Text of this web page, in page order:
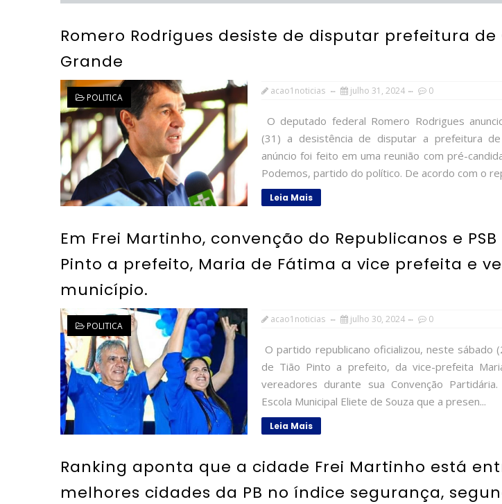
Romero Rodrigues desiste de disputar prefeitura
Grande
POLITICA
acao1noticias julho 31, 2024 0
O deputado federal Romero Rodrigues
(31) a desistência de disputar a prefeitura de
anúncio foi feito em uma reunião com pré-
Podemos, partido do político. De acordo com o
Leia Mais
Em Frei Martinho, convenção do Republicanos e
Pinto a prefeito, Maria de Fátima a vice prefeita e
município.
POLITICA
acao1noticias julho 30, 2024 0
O partido republicano oficializou, neste sábado
de Tião Pinto a prefeito, da vice-prefeita
vereadores durante sua Convenção
Escola Municipal Eliete de Souza que a presen...
Leia Mais
Ranking aponta que a cidade Frei Martinho está
melhores cidades da PB no índice segurança,